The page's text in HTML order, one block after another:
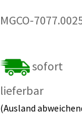
MGCO-
sofort
lieferbar
(Ausland